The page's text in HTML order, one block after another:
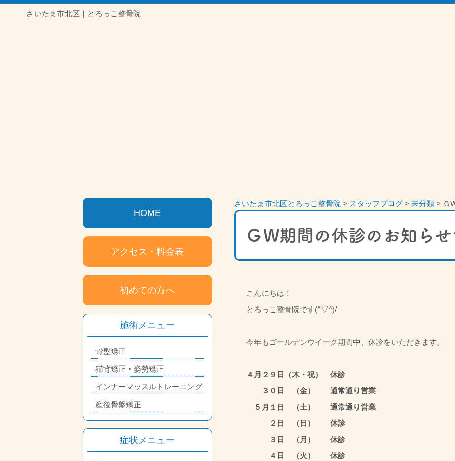
さいたま市北区｜とろっこ整骨院
さいたま市北区とろっこ整骨院 > スタッフブログ > 未分類 > Ｇ
ＧW期間の休診のお知らせ
こんにちは！
とろっこ整骨院です(^▽^)/
今年もゴールデンウイーク期間中、休診をいただきます。
４月２９日（木・祝） 休診
３０日 （金） 通常通り営業
５月１日 （土） 通常通り営業
２日 （日） 休診
３日 （月） 休診
４日 （火） 休診
HOME
アクセス・料金表
初めての方へ
施術メニュー
骨盤矯正
猫背矯正・姿勢矯正
インナーマッスルトレーニング
産後骨盤矯正
症状メニュー